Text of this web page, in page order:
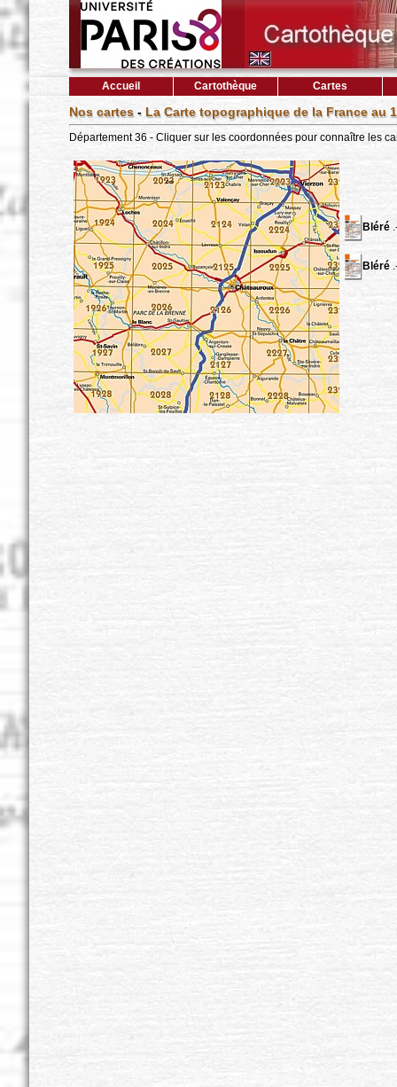
Accueil Cartothèque Cartes
Nos cartes- La Carte topographique de la France au
Département 36 - Cliquer sur les coordonnées pour connaître les
Bléré
Bléré